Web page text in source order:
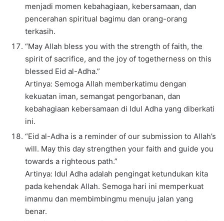
menjadi momen kebahagiaan, kebersamaan, dan
pencerahan spiritual bagimu dan orang-orang
terkasih.
“May Allah bless you with the strength of faith, the
spirit of sacrifice, and the joy of togetherness on this
blessed Eid al-Adha.”
Artinya: Semoga Allah memberkatimu dengan
kekuatan iman, semangat pengorbanan, dan
kebahagiaan kebersamaan di Idul Adha yang diberkati
ini.
“Eid al-Adha is a reminder of our submission to Allah’s
will. May this day strengthen your faith and guide you
towards a righteous path.”
Artinya: Idul Adha adalah pengingat ketundukan kita
pada kehendak Allah. Semoga hari ini memperkuat
imanmu dan membimbingmu menuju jalan yang
benar.